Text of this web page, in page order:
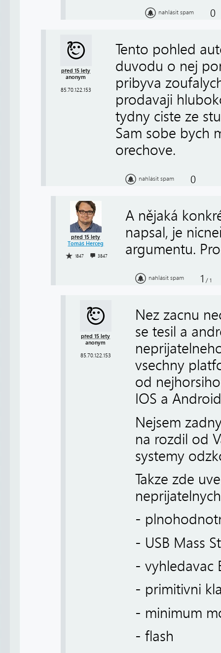
nahlásit spam 0
před 15 lety
anonym
85.70.122.153
Tento pohled
duvodu o nej
pribyva
prodavaji
tydny ciste ze
Sam sobe bych
orechove.
nahlásit spam 0
před 15 lety
Tomáš Herceg
1847 3847
A nějaká
napsal, je
argumentu.
nahlásit spam 1 / 1
před 15 lety
anonym
85.70.122.153
Nez zacnu
se tesil a
vsechny
od
IOS a
Nejsem
na rozdil od
systemy
Takze zde
-
- USB Mass
- vyhledavac
- primitivni
- minimum
- flash